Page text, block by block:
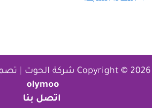
Copyright © 2026 شركة الحوت | تصميم وتطوير شركة
olymoo
اتصل بنا